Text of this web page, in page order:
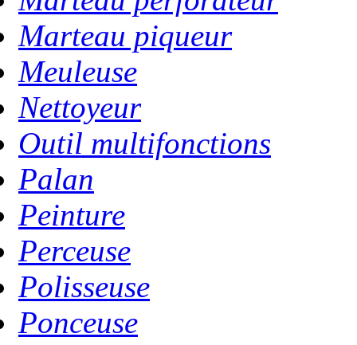
Marteau piqueur
Meuleuse
Nettoyeur
Outil multifonctions
Palan
Peinture
Perceuse
Polisseuse
Ponceuse